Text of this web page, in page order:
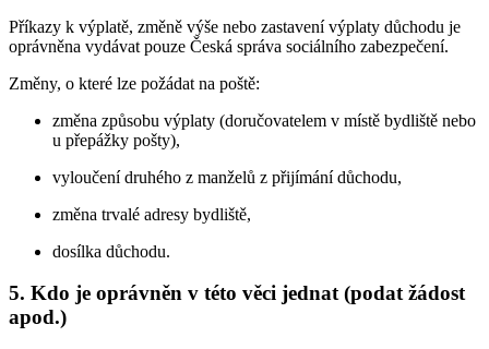
Příkazy k výplatě, změně výše nebo zastavení výplaty důchodu je
oprávněna vydávat pouze Česká správa sociálního zabezpečení.
Změny, o které lze požádat na poště:
změna způsobu výplaty (doručovatelem v místě bydliště nebo
u přepážky pošty),
vyloučení druhého z manželů z přijímání důchodu,
změna trvalé adresy bydliště,
dosílka důchodu.
5. Kdo je oprávněn v této věci jednat (podat žádost
apod.)